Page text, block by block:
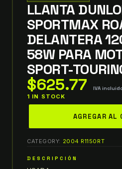
LLANTA
SPORTMAX
DELANTERA
58W PARA
SPORT-
$625.77 IVA
1 IN STOCK
Roadsmart
Delantera
AGREGAR AL
CATEGORY: 2004 R1150RT
DESCRIPCIÓN